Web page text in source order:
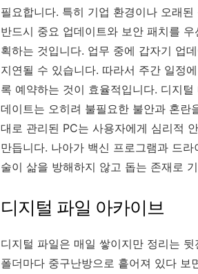
필요합니다. 특히 기업 환경이나 오래
반드시 중요 업데이트와 보안 패치를
획하는 것입니다. 업무 중에 갑자기 업
지연될 수 있습니다. 따라서 주간 일정
록 예약하는 것이 효율적입니다. 디지털
데이트는 오히려 불필요한 불안과 혼란
대로 관리된 PC는 사용자에게 심리적
만듭니다. 나아가 백신 프로그램과 드
술이 삶을 방해하지 않고 돕는 존재로
디지털 파일 아카이브
디지털 파일은 매일 쌓이지만 정리는
폴더마다 중구난방으로 흩어져 있다